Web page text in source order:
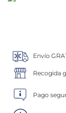
Envío
Recogida
Pago
. canelones
gambon